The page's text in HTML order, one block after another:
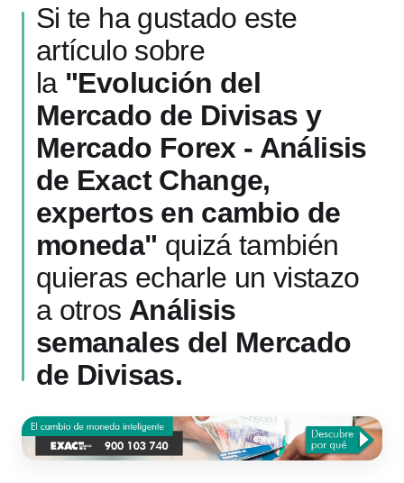
Si te ha gustado este
artículo sobre
la "Evolución del
Mercado de Divisas y
Mercado Forex - Análisis
de Exact Change,
expertos en cambio de
moneda" quizá también
quieras echarle un vistazo
a otros Análisis
semanales del Mercado
de Divisas.